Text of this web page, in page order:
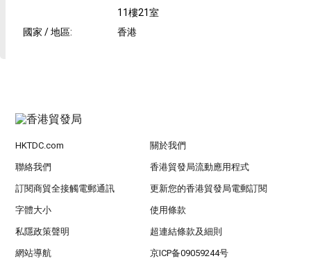
11樓21室
國家 / 地區: 香港
HKTDC.com 關於我們
聯絡我們 香港貿發局流動應用程式
訂閱商貿全接觸電郵通訊 更新您的香港貿發局電郵訂閱
字體大小 使用條款
私隱政策聲明 超連結條款及細則
網站導航 京ICP备09059244号